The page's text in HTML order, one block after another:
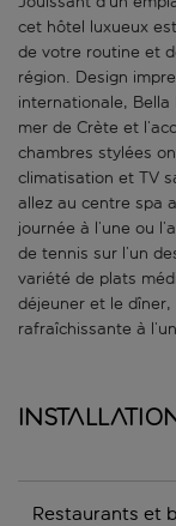
cet hôtel luxueux
de votre routine et
région. Design
internationale,
mer de Crète et
chambres stylées
climatisation et TV
allez au centre spa
journée à l’une ou
de tennis sur l’un
variété de plats
déjeuner et le
rafraîchissante à
Restaurants et